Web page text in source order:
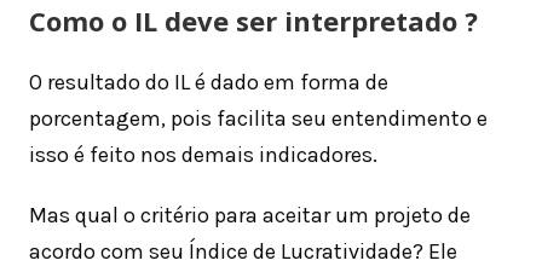
Como o IL deve ser interpretado ?
O resultado do IL é dado em forma de
porcentagem, pois facilita seu entendimento e
isso é feito nos demais indicadores.
Mas qual o critério para aceitar um projeto de
acordo com seu Índice de Lucratividade? Ele